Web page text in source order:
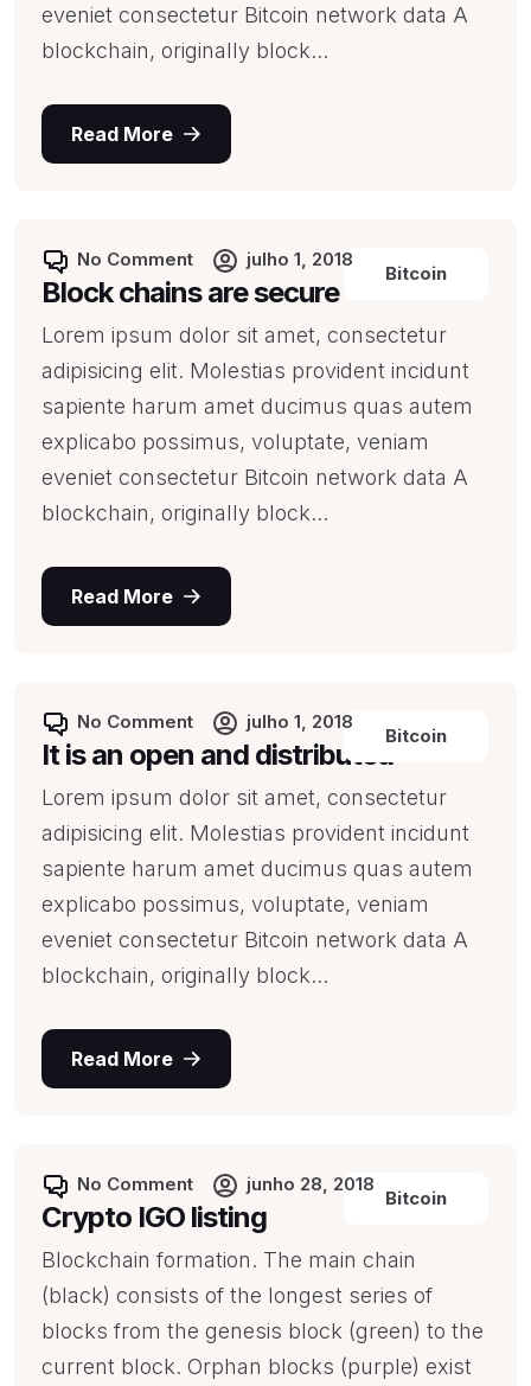
eveniet consectetur Bitcoin network data A
blockchain, originally block...
Read More
Bitcoin
No Comment julho 1, 2018
Block chains are secure
Lorem ipsum dolor sit amet, consectetur
adipisicing elit. Molestias provident incidunt
sapiente harum amet ducimus quas autem
explicabo possimus, voluptate, veniam
eveniet consectetur Bitcoin network data A
blockchain, originally block...
Read More
Bitcoin
No Comment julho 1, 2018
It is an open and distributed
Lorem ipsum dolor sit amet, consectetur
adipisicing elit. Molestias provident incidunt
sapiente harum amet ducimus quas autem
explicabo possimus, voluptate, veniam
eveniet consectetur Bitcoin network data A
blockchain, originally block...
Read More
Bitcoin
No Comment junho 28, 2018
Crypto IGO listing
Blockchain formation. The main chain
(black) consists of the longest series of
blocks from the genesis block (green) to the
current block. Orphan blocks (purple) exist